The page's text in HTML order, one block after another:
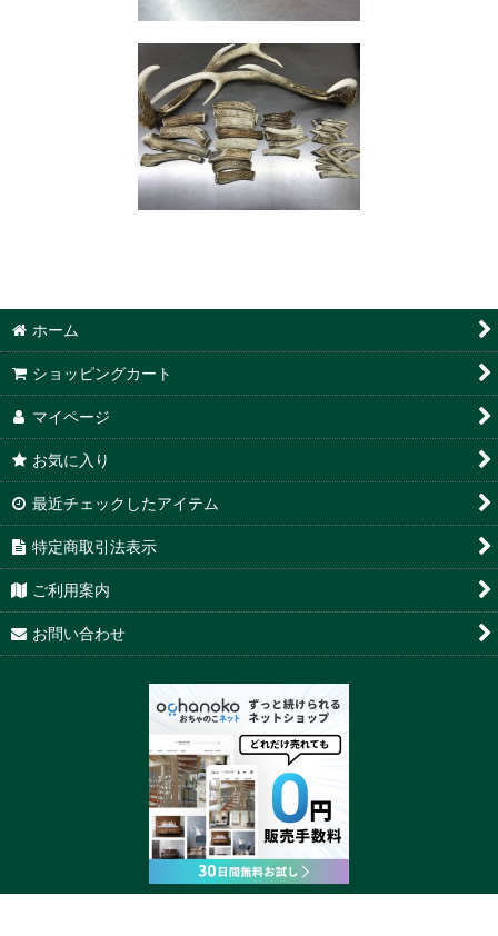
ホーム
ショッピングカート
マイページ
お気に入り
最近チェックしたアイテム
特定商取引法表示
ご利用案内
お問い合わせ